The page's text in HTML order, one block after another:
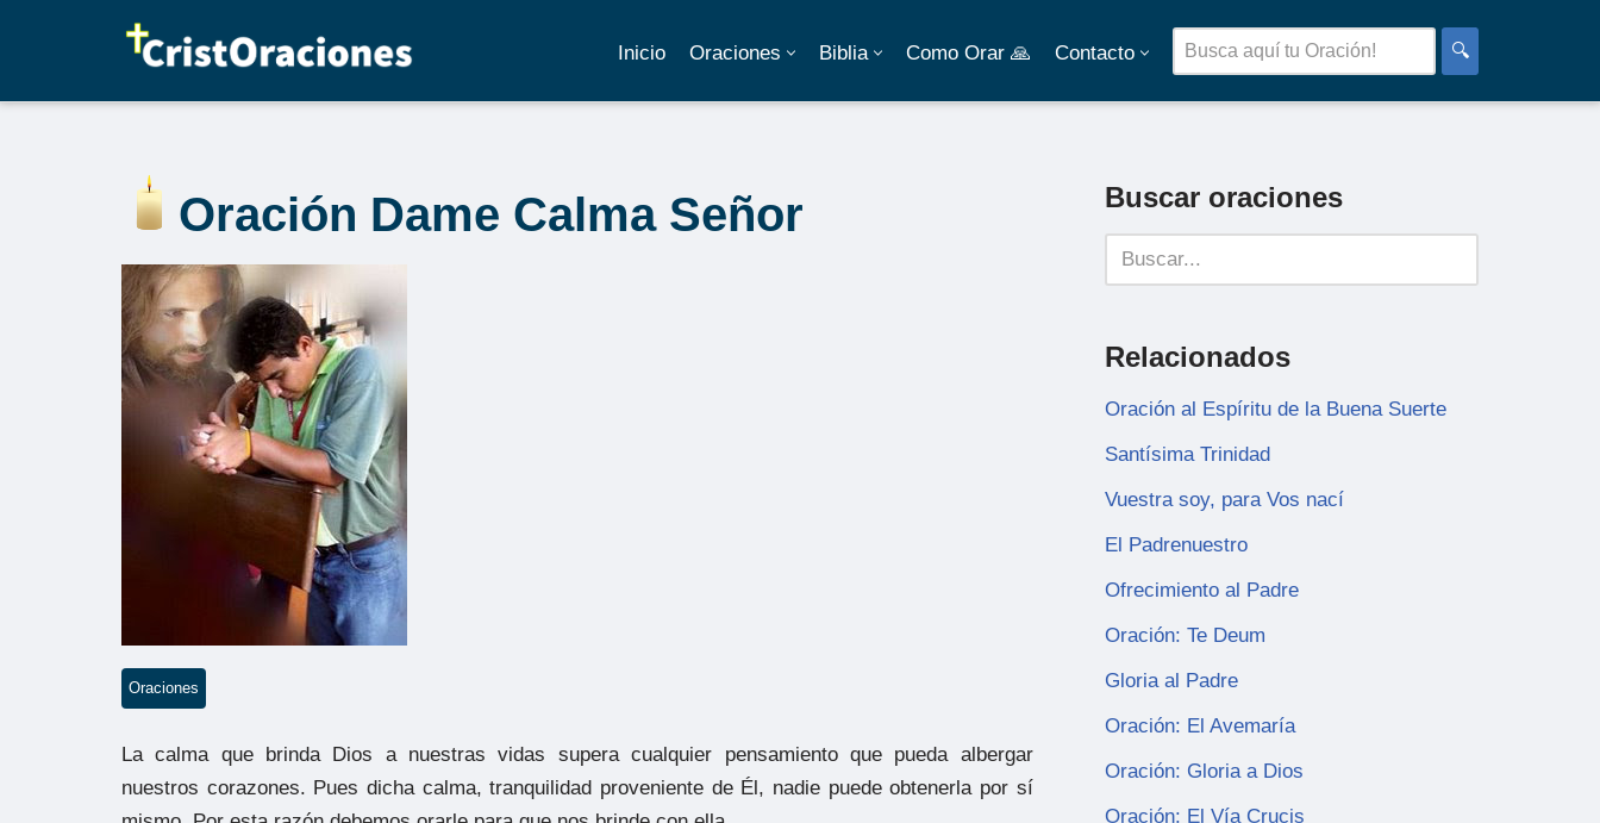
al
Inicio Oraciones Biblia Como Orar 🙏 Contacto 🔍
Oración Dame Calma Señor
Oraciones
La calma que brinda Dios a nuestras vidas supera cualquier pensamiento que pueda albergar
nuestros corazones. Pues dicha calma, tranquilidad proveniente de Él, nadie puede obtenerla por sí
Buscar oraciones
Relacionados
Oración al Espíritu de la Buena Suerte
Santísima Trinidad
Vuestra soy, para Vos nací
El Padrenuestro
Ofrecimiento al Padre
Oración: Te Deum
Gloria al Padre
Oración: El Avemaría
Oración: Gloria a Dios
Oración: El Vía Crucis